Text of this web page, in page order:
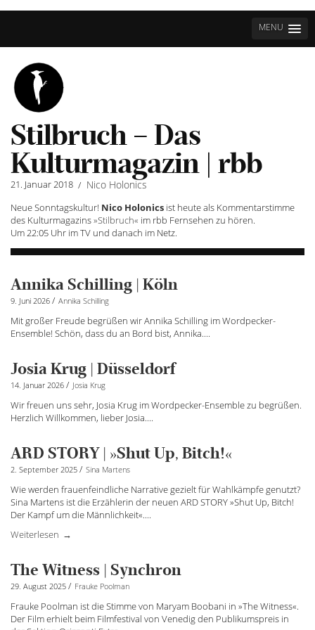
MENU
Stilbruch – Das
Kulturmagazin | rbb
21. Januar 2018 / Nico Holonics
Neue Sonntagskultur! Nico Holonics ist heute als Kommentarstimme
des Kulturmagazins»Stilbruch« im rbb Fernsehen zu hören.
Um 22:05 Uhr im TV und danach im Netz.
Annika Schilling | Köln
9. Juni 2026 / Annika Schilling
Mit großer Freude begrüßen wir Annika Schilling im Wordpecker-
Ensemble! Schön, dass du an Bord bist, Annika....
Josia Krug | Düsseldorf
14. Januar 2026 / Josia Krug
Wir freuen uns sehr, Josia Krug im Wordpecker-Ensemble zu begrüßen.
Herzlich Willkommen, lieber Josia....
ARD STORY | »Shut Up, Bitch!«
2. September 2025 / Sina Martens
Wie werden frauenfeindliche Narrative gezielt für Wahlkämpfe genutzt?
Sina Martens ist die Erzählerin der neuen ARD STORY »Shut Up, Bitch!
Der Kampf um die Männlichkeit«.
Weiterlesen
...
The Witness | Synchron
29. August 2025 / Frauke Poolman
Frauke Poolman ist die Stimme von Maryam Boobani in »The Witness«.
Der Film erhielt beim Filmfestival von Venedig den Publikumspreis in